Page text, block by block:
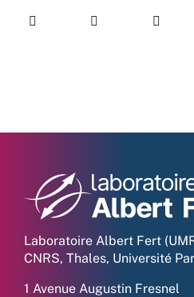
Laboratoire Albert Fert
CNRS, Thales, Université
1 Avenue Augustin Fresnel